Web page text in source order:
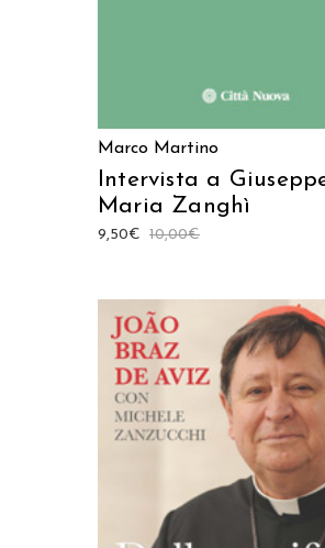
Marco Martino
Intervista a
Maria Zanghì
10,00€
9,50€
AGGIUNGI AL CARRELLO